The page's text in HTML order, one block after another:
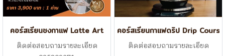
คอร์สเรียนชงกาแฟ Latte Art
ติดต่อสอบถามรายละเอียด
คอร์สเรียนกาแฟดริป Drip​ Course
ติดต่อสอบถามรายละเอียด